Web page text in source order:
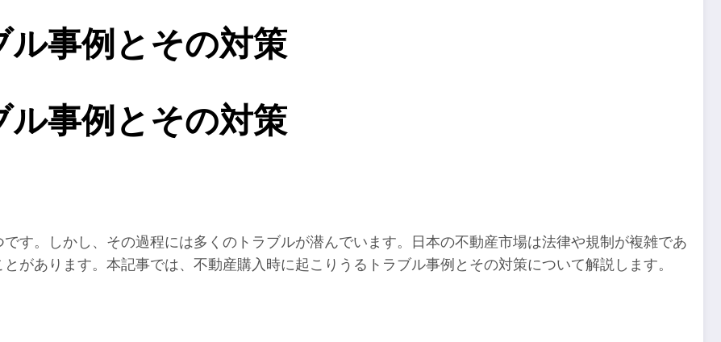
事例とその対策
事例とその対策
す。しかし、その過程には多くのトラブルが潜んでいます。日本の不動産市場は法律や規制が複雑であ
があります。本記事では、不動産購入時に起こりうるトラブル事例とその対策について解説します。